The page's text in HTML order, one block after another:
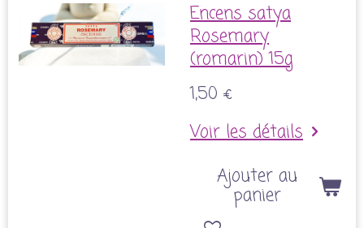
Encens satya
Rosemary
(romarin) 15g
1,50 €
Voir les détails
Ajouter au
panier